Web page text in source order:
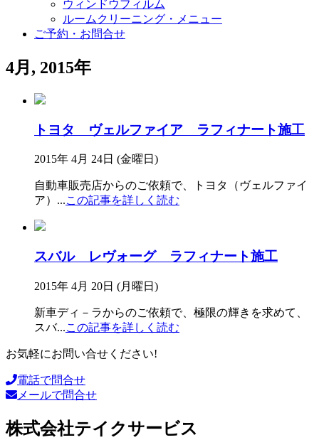
ウィンドウフィルム
ルームクリーニング・メニュー
ご予約・お問合せ
4月, 2015年
トヨタ ヴェルファイア ラフィナート施工
2015年 4月 24日 (金曜日)
自動車販売店からのご依頼で、トヨタ（ヴェルファイ
ア） ...この記事を詳しく読む
スバル レヴォーグ ラフィナート施工
2015年 4月 20日 (月曜日)
新車ディ－ラからのご依頼で、極限の輝きを求めて、
スバ...この記事を詳しく読む
お気軽にお問い合せください!
電話で問合せ
メールで問合せ
株式会社テイクサービス